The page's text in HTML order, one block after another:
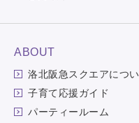
ABOUT
洛北阪急スクエアにつ
子育て応援ガイド
パーティールーム